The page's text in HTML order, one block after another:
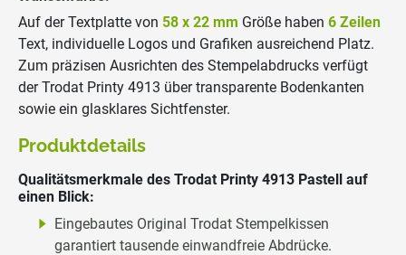
Auf der Textplatte von 58 x 22 mm Größe haben 6 Zeilen
Text, individuelle Logos und Grafiken ausreichend Platz.
Zum präzisen Ausrichten des Stempelabdrucks verfügt
der Trodat Printy 4913 über transparente Bodenkanten
sowie ein glasklares Sichtfenster.
Produktdetails
Qualitätsmerkmale des Trodat Printy 4913 Pastell auf
einen Blick:
Eingebautes Original Trodat Stempelkissen
garantiert tausende einwandfreie Abdrücke.